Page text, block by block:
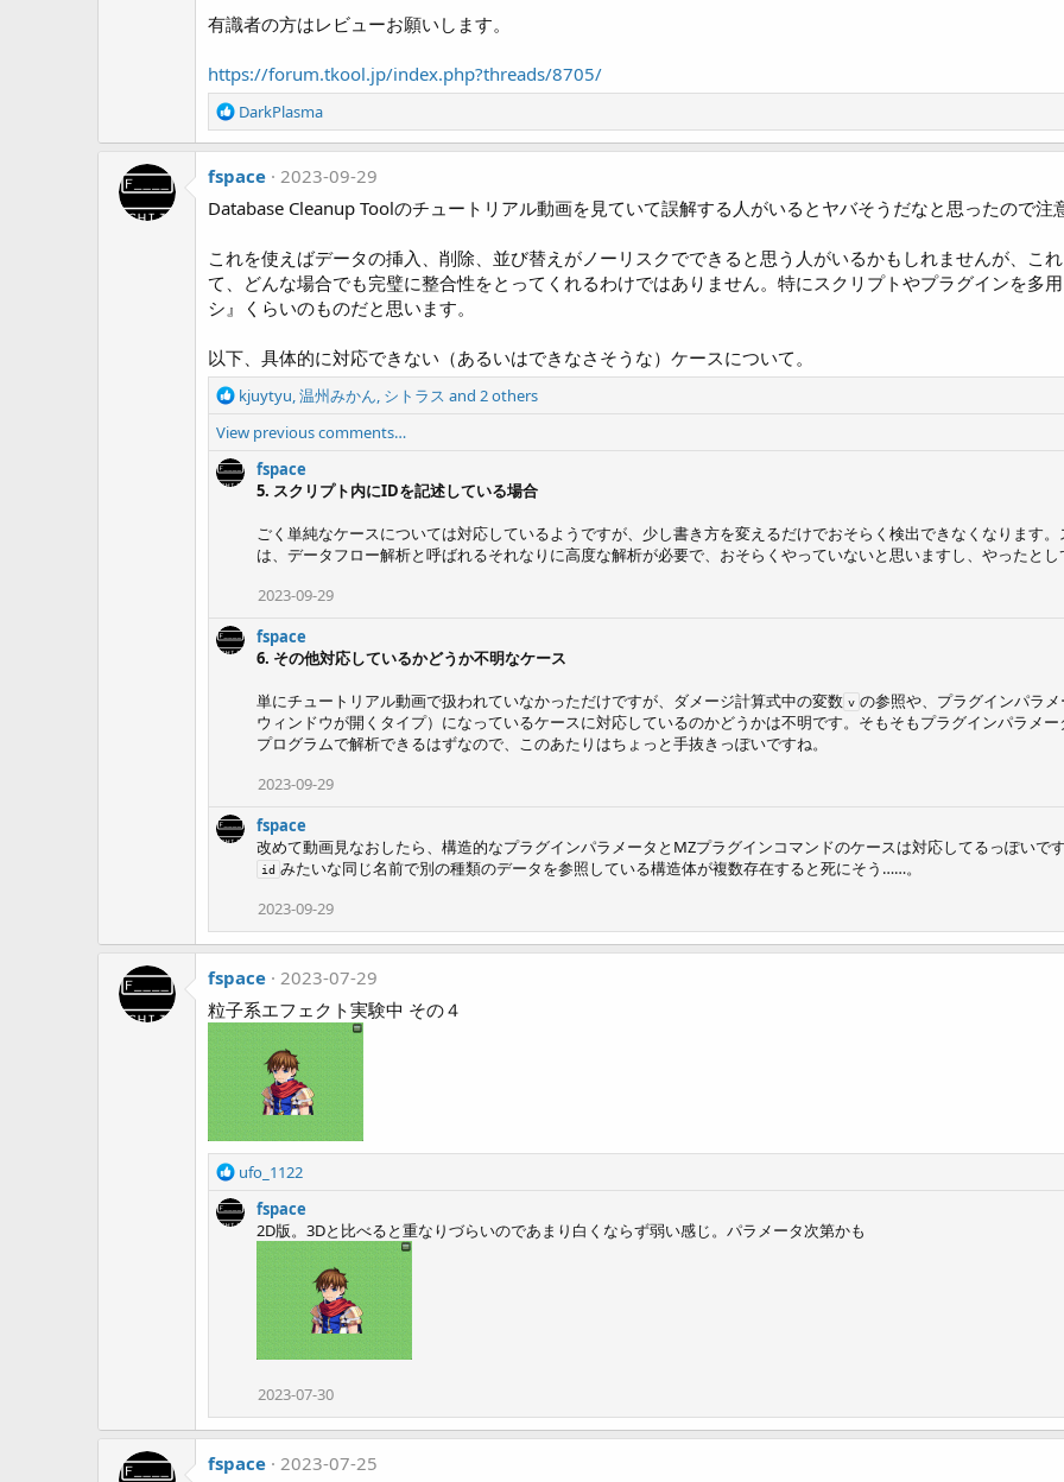
有識者の方はレビューお願いします。
https://forum.tkool.jp/index.php?threads/8705/
R
e
a
c
i
n
DarkPlasma
fspace 2023-09-29
Database Cleanup Toolのチュートリアル動画を見ていて誤解する人がいるとヤバそうだなと思ったので注
これを使えばデータの挿入、削除、並び替えがノーリスクでできると思う人がいるかもしれませんが、こ
て、どんな場合でも完璧に整合性をとってくれるわけではありません。特にスクリプトやプラグインを多
シ』くらいのものだと思います。
以下、具体的に対応できない（あるいはできなさそうな）ケースについて。
R
a
c
t
kjuytyu,温州みかん, シトラス and 2 others
View previous comments…
fspace
5. スクリプト内にIDを記述している場合
ごく単純なケースについては対応しているようですが、少し書き方を変えるだけでおそらく検出できなくなります
は、データフロー解析と呼ばれるそれなりに高度な解析が必要で、おそらくやっていないと思いますし、やったと
2023-09-29
fspace
6. その他対応しているかどうか不明なケース
単にチュートリアル動画で扱われていなかっただけですが、ダメージ計算式中の変数 v の参照や、プラグインパラ
ウィンドウが開くタイプ）になっているケースに対応しているのかどうかは不明です。そもそもプラグインパラメ
プログラムで解析できるはずなので、このあたりはちょっと手抜きっぽいですね。
2023-09-29
fspace
改めて動画見なおしたら、構造的なプラグインパラメータとMZプラグインコマンドのケースは対応してるっぽい
id みたいな同じ名前で別の種類のデータを参照している構造体が複数存在すると死にそう……。
2023-09-29
fspace 2023-07-29
粒子系エフェクト実験中 その４
R
a
ufo_1122
fspace
2D版。3Dと比べると重なりづらいのであまり白くならず弱い感じ。パラメータ次第かも
2023-07-30
fspace 2023-07-25